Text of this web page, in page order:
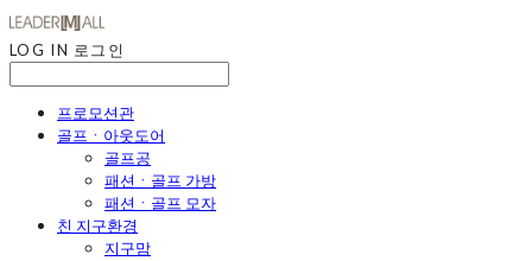
LOG IN 로그인
프로모션관
골프ㆍ아웃도어
골프공
패션ㆍ골프 가방
패션ㆍ골프 모자
친 지구환경
지구맘